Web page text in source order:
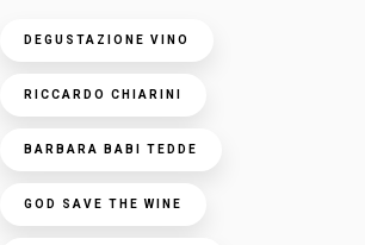
DEGUSTAZIONE VINO
RICCARDO CHIARINI
BARBARA BABI TEDDE
GOD SAVE THE WINE